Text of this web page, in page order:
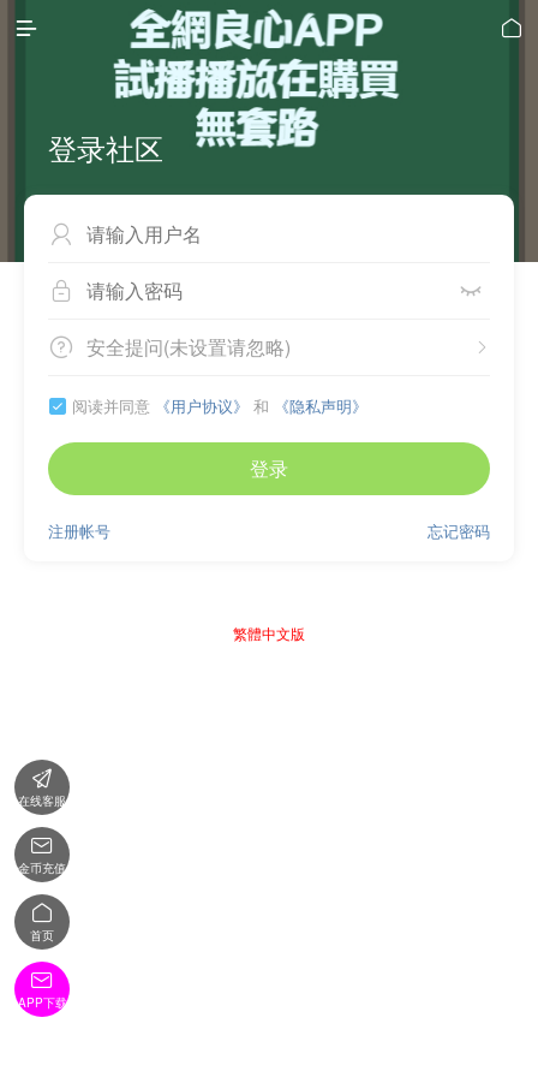
 
登录社区

 
 
安全提问(未设置请忽略)
 阅读并同意 《用户协议》 和 《隐私声明》
登录
忘记密码
注册帐号
繁體中文版

在线客服

金币充值

首页

APP下载